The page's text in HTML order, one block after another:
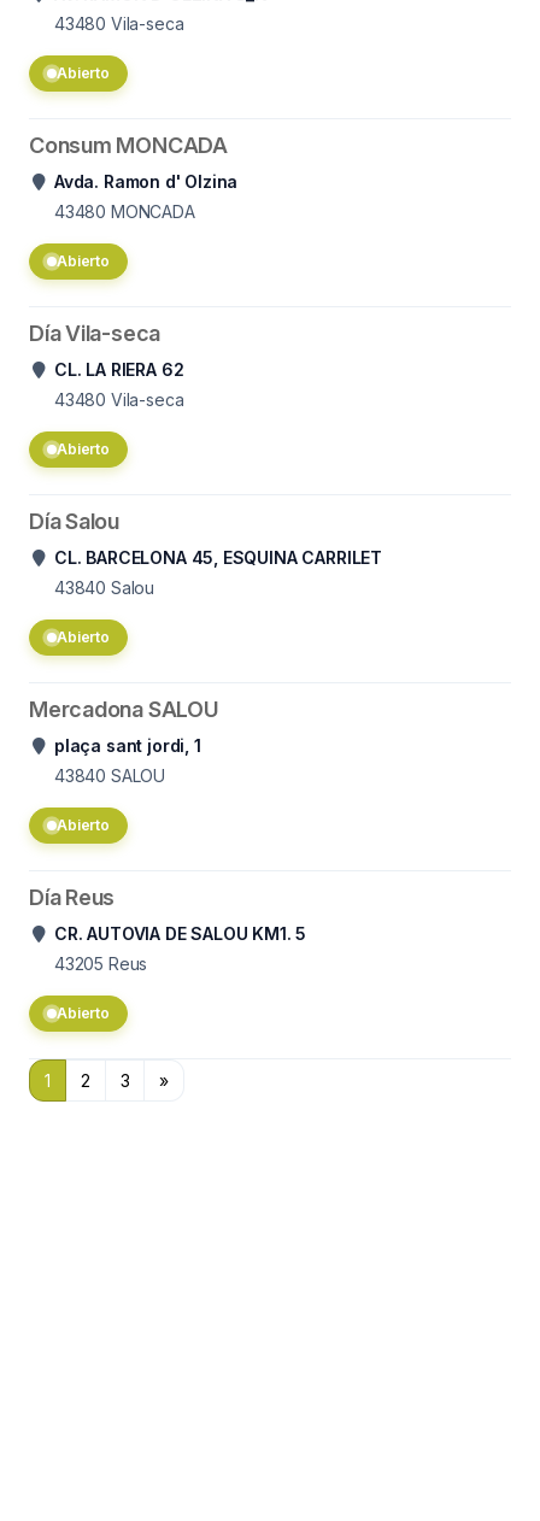
43480 Vila-seca
Abierto
Consum MONCADA
Avda. Ramon d' Olzina
43480 MONCADA
Abierto
Día Vila-seca
CL. LA RIERA 62
43480 Vila-seca
Abierto
Día Salou
CL. BARCELONA 45, ESQUINA CARRILET
43840 Salou
Abierto
Mercadona SALOU
plaça sant jordi, 1
43840 SALOU
Abierto
Día Reus
CR. AUTOVIA DE SALOU KM1. 5
43205 Reus
Abierto
1 2 3 »